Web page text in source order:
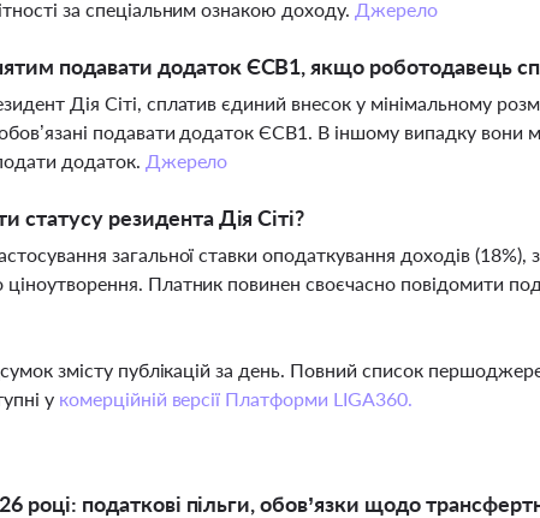
за спеціальним ознакою доходу. Джерело
подавати додаток ЄСВ1, якщо роботодавець
Дія Сіті, сплатив єдиний внесок у мінімальному
подавати додаток ЄСВ1. В іншому випадку вони
додаток. Джерело
статусу резидента Дія Сіті?
загальної ставки оподаткування доходів (18%),
Платник повинен своєчасно повідомити
змісту публікацій за день. Повний список
у комерційній версії Платформи LIGA360.
році: податкові пільги, обов’язки щодо